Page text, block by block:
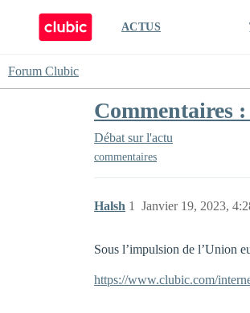
ACTUS
Forum Clubic
Commentaires
Débat sur l'actu
commentaires
Halsh Janvier 19, 2023,
1
Sous l’impulsion de l’Union
https://www.clubic.com/